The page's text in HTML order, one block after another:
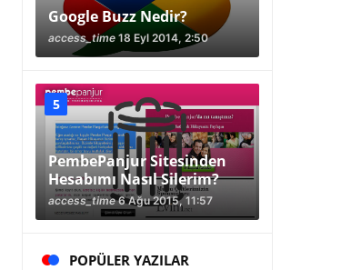
Google Buzz Nedir?
access_time 18 Eyl 2014, 2:50
PembePanjur Sitesinden
Hesabımı Nasıl Silerim?
access_time6 Ağu 2015, 11:57
POPÜLER YAZILAR